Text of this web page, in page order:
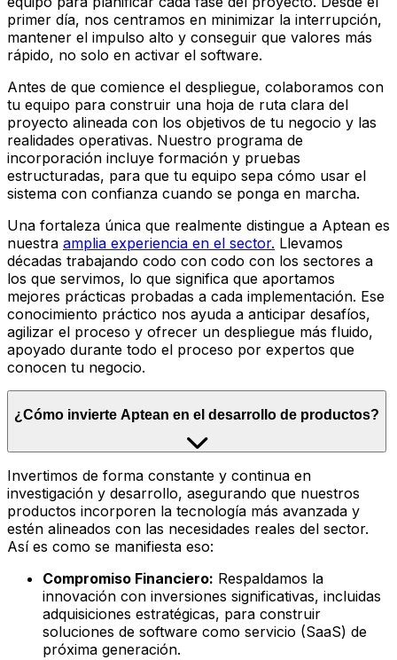
primer día, nos centramos en minimizar la interrupción,
mantener el impulso alto y conseguir que valores más
rápido, no solo en activar el software.
Antes de que comience el despliegue, colaboramos con
tu equipo para construir una hoja de ruta clara del
proyecto alineada con los objetivos de tu negocio y las
realidades operativas. Nuestro programa de
incorporación incluye formación y pruebas
estructuradas, para que tu equipo sepa cómo usar el
sistema con confianza cuando se ponga en marcha.
Una fortaleza única que realmente distingue a Aptean es
nuestra amplia experiencia en el sector. Llevamos
décadas trabajando codo con codo con los sectores a
los que servimos, lo que significa que aportamos
mejores prácticas probadas a cada implementación. Ese
conocimiento práctico nos ayuda a anticipar desafíos,
agilizar el proceso y ofrecer un despliegue más fluido,
apoyado durante todo el proceso por expertos que
conocen tu negocio.
¿Cómo invierte Aptean en el desarrollo de productos?
Invertimos de forma constante y continua en
investigación y desarrollo, asegurando que nuestros
productos incorporen la tecnología más avanzada y
estén alineados con las necesidades reales del sector.
Así es como se manifiesta eso:
Compromiso Financiero: Respaldamos la
innovación con inversiones significativas, incluidas
adquisiciones estratégicas, para construir
soluciones de software como servicio (SaaS) de
próxima generación.